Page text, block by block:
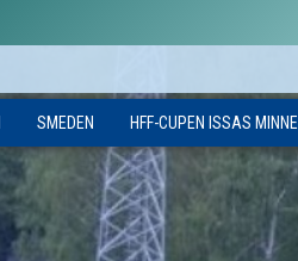
SMEDEN HFF-CUPEN ISSAS MINNE